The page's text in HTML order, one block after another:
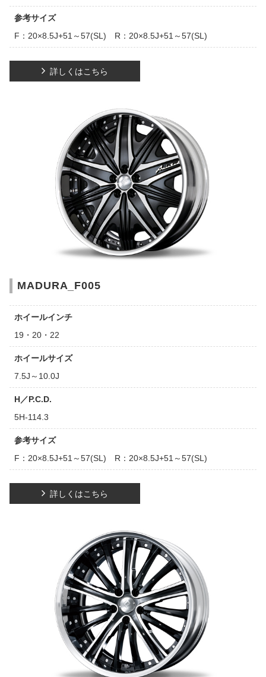
参考サイズ
F：20×8.5J+51～57(SL) R：20×8.5J+51～57(SL)
詳しくはこちら
MADURA_F005
ホイールインチ
19・20・22
ホイールサイズ
7.5J～10.0J
H／P.C.D.
5H-114.3
参考サイズ
F：20×8.5J+51～57(SL) R：20×8.5J+51～57(SL)
詳しくはこちら